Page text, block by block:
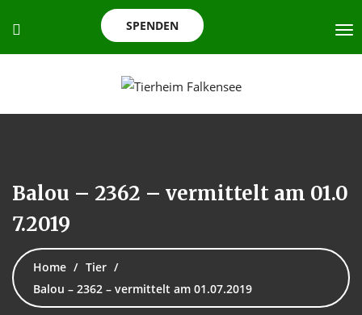
SPENDEN
Balou – 2362 – vermittelt am 01.0
7.2019
Home
Tier
Balou – 2362 – vermittelt am 01.07.2019